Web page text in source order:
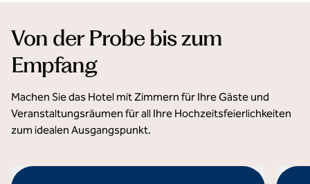
Von der Probe bis zum
Empfang
Machen Sie das Hotel mit Zimmern für Ihre Gäste und
Veranstaltungsräumen für all Ihre Hochzeitsfeierlichkeiten
zum idealen Ausgangspunkt.